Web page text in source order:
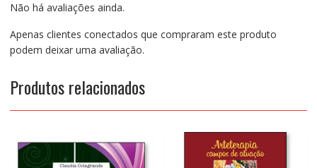
Não há avaliações ainda.
Apenas clientes conectados que compraram este produto
podem deixar uma avaliação.
Produtos relacionados